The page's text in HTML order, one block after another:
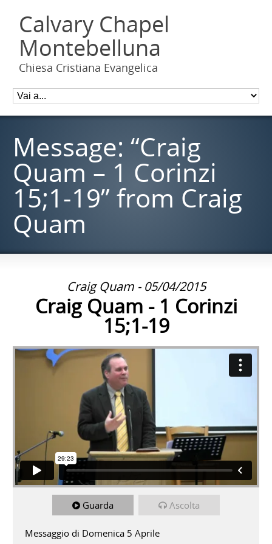
Calvary Chapel
Montebelluna
Chiesa Cristiana Evangelica
Message: “Craig
Quam – 1 Corinzi
15;1-19” from Craig
Quam
Craig Quam - 05/04/2015
Craig Quam - 1 Corinzi
15;1-19
Guarda Ascolta
Messaggio di Domenica 5 Aprile